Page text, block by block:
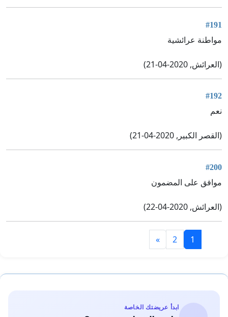
#191
مواطنة عرائشية
(العرائش, 2020-04-21)
#192
نعم
(القصر الكبير, 2020-04-21)
#200
موافق على المضمون
(العرائش, 2020-04-22)
1
2
»
ابدأ عريضتك الخاصة